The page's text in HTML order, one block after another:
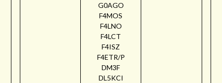
G0AGO
F4MOS
F4LNO
F4LCT
F4ISZ
F4ETR/P
DM3F
DL5KCI